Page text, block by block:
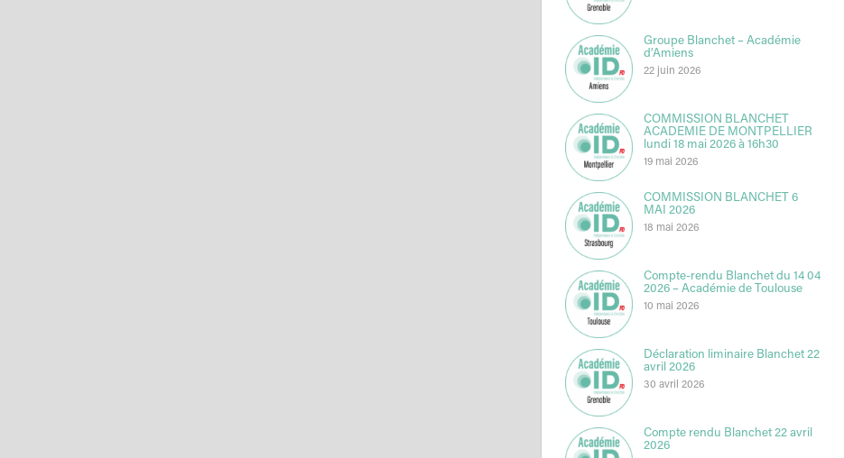
Groupe Blanchet – Académie
d’Amiens
22 juin 2026
COMMISSION BLANCHET
ACADEMIE DE MONTPELLIER
lundi 18 mai 2026 à 16h30
19 mai 2026
COMMISSION BLANCHET 6
MAI 2026
18 mai 2026
Compte-rendu Blanchet du 14 04
2026 – Académie de Toulouse
10 mai 2026
Déclaration liminaire Blanchet 22
avril 2026
30 avril 2026
Compte rendu Blanchet 22 avril
2026